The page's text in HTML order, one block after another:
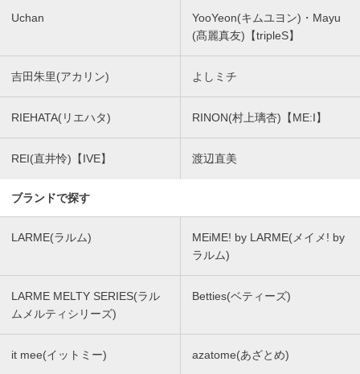
Uchan
YooYeon(キムユヨン)・Mayu
(髙麗真友)【tripleS】
吉田朱里(アカリン) よしミチ
RIEHATA(リエハタ) RINON(村上璃杏)【ME:I】
REI(直井怜)【IVE】 渡辺直美
ブランドで探す
LARME(ラルム)
MEiME! by LARME(メイメ! by
ラルム)
LARME MELTY SERIES(ラル
ムメルティシリーズ)
Betties(ベティーズ)
it mee(イットミー) azatome(あざとめ)